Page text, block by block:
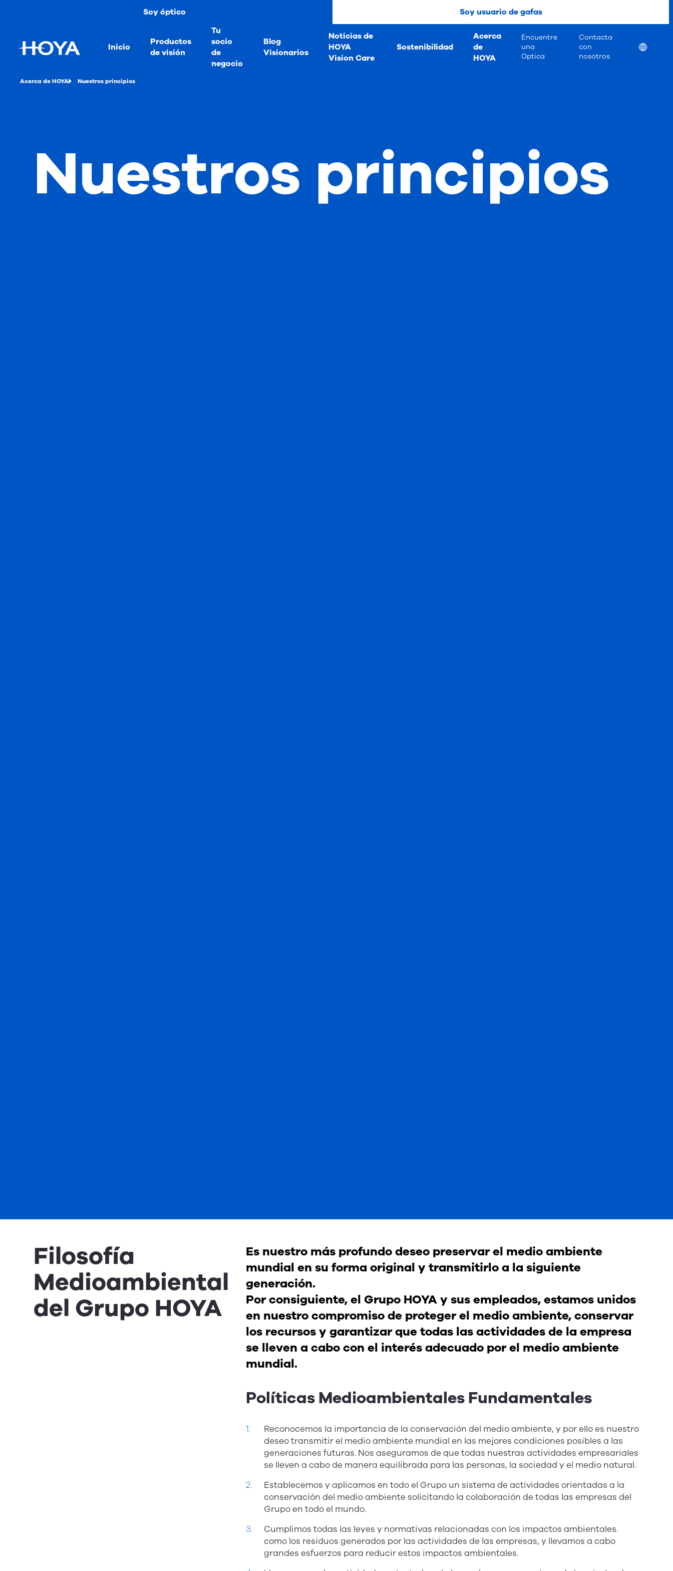
Soy óptico Soy usuario de gafas
Inicio
Productos
de visión
Tu
socio
de
negocio
Blog
Visionarios
Noticias de
HOYA
Vision Care
Sostenibilidad
Acerca
de
HOYA
Encuentre
una
Optica
Contacta
con
nosotros
Location
Acerca de HOYA Nuestros principios
Nuestros principios
Filosofía
Medioambiental
del Grupo HOYA
Es nuestro más profundo deseo preservar el medio ambiente
mundial en su forma original y transmitirlo a la siguiente
generación.
Por consiguiente, el Grupo HOYA y sus empleados, estamos unidos
en nuestro compromiso de proteger el medio ambiente, conservar
los recursos y garantizar que todas las actividades de la empresa
se lleven a cabo con el interés adecuado por el medio ambiente
mundial.
Políticas Medioambientales Fundamentales
Reconocemos la importancia de la conservación del medio ambiente, y por ello es nuestro
deseo transmitir el medio ambiente mundial en las mejores condiciones posibles a las
generaciones futuras. Nos aseguramos de que todas nuestras actividades empresariales
se lleven a cabo de manera equilibrada para las personas, la sociedad y el medio natural.
Establecemos y aplicamos en todo el Grupo un sistema de actividades orientadas a la
conservación del medio ambiente solicitando la colaboración de todas las empresas del
Grupo en todo el mundo.
Cumplimos todas las leyes y normativas relacionadas con los impactos ambientales.
como los residuos generados por las actividades de las empresas, y llevamos a cabo
grandes esfuerzos para reducir estos impactos ambientales.